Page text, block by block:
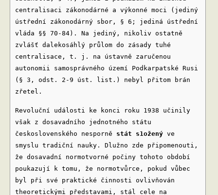
centralisaci zákonodárné a výkonné moci (jediný
ústřední zákonodárný sbor, § 6; jediná ústřední
vláda §§ 70-84). Na jediný, nikoliv ostatně
zvlášť dalekosáhlý průlom do zásady tuhé
centralisace, t. j. na ústavně zaručenou
autonomii samosprávného území Podkarpatské Rusi
(§ 3, odst. 2-9 úst. list.) nebyl přitom brán
zřetel.
Revoluční události ke konci roku 1938 učinily
však z dosavadního jednotného státu
československého nesporně stát s1ožený ve
smyslu tradiční nauky. Dlužno zde připomenouti,
že dosavadní normotvorné počiny tohoto období
poukazují k tomu, že normotvůrce, pokud vůbec
byl při své praktické činnosti ovlivňován
theoretickými představami, stál cele na